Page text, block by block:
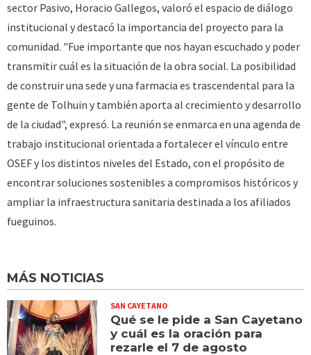
sector Pasivo, Horacio Gallegos, valoró el espacio de diálogo
institucional y destacó la importancia del proyecto para la
comunidad. "Fue importante que nos hayan escuchado y poder
transmitir cuál es la situación de la obra social. La posibilidad
de construir una sede y una farmacia es trascendental para la
gente de Tolhuin y también aporta al crecimiento y desarrollo
de la ciudad", expresó. La reunión se enmarca en una agenda de
trabajo institucional orientada a fortalecer el vínculo entre
OSEF y los distintos niveles del Estado, con el propósito de
encontrar soluciones sostenibles a compromisos históricos y
ampliar la infraestructura sanitaria destinada a los afiliados
fueguinos.
MÁS NOTICIAS
SAN CAYETANO
Qué se le pide a San Cayetano
y cuál es la oración para
rezarle el 7 de agosto